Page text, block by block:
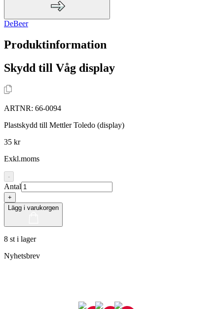
DeBeer
Produktinformation
Skydd till Våg display
ARTNR: 66-0094
Plastskydd till Mettler Toledo (display)
35 kr
Exkl.moms
-
Antal
+
Lägg i varukorgen
8 st i lager
Nyhetsbrev